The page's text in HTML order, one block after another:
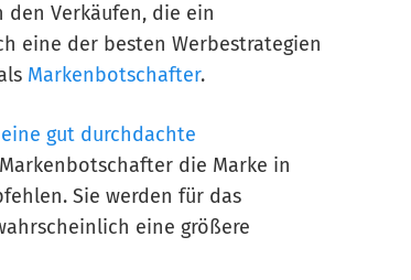
den Verkäufen, die ein
eine der besten Werbestrategien
Markenbotschafter.
gut durchdachte
die Marke in
Sie werden für das
eine größere